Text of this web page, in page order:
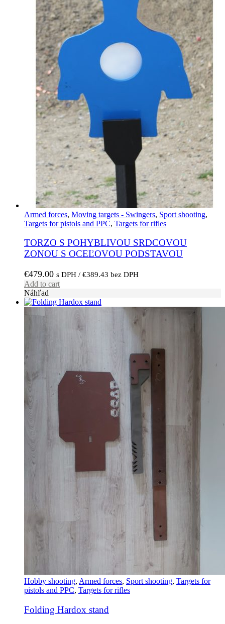
Armed forces, Moving targets - Swingers, Sport shooting,
Targets for pistols and PPC, Targets for rifles
TORZO S POHYBLIVOU SRDCOVOU
ZONOU S OCEĽOVOU PODSTAVOU
€479.00 s DPH / €389.43 bez DPH
Add to cart
Náhľad
Hobby shooting, Armed forces, Sport shooting, Targets for
pistols and PPC, Targets for rifles
Folding Hardox stand